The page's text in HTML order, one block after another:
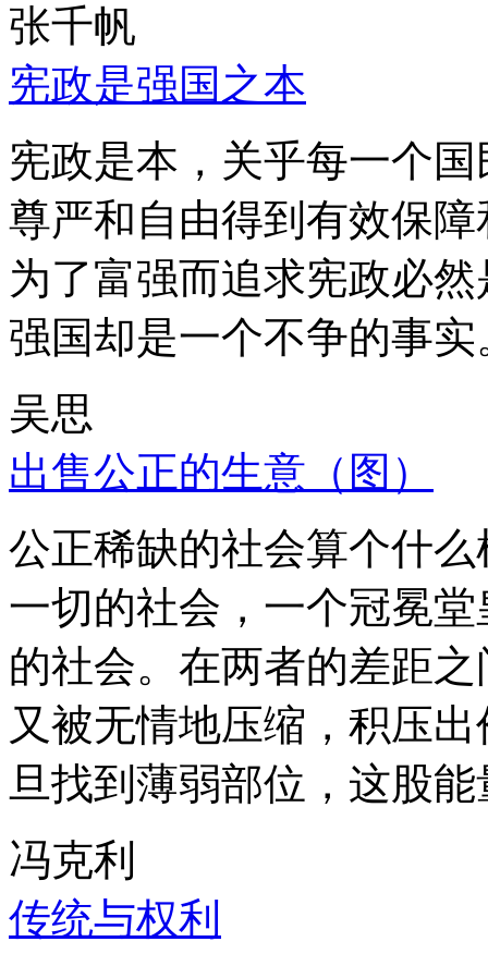
张千帆
宪政是强国之本
宪政是本，关乎每一个
尊严和自由得到有效保
为了富强而追求宪政必
强国却是一个不争的事实
吴思
出售公正的生意（图）
公正稀缺的社会算个什
一切的社会，一个冠冕
的社会。在两者的差距
又被无情地压缩，积压
旦找到薄弱部位，这股
冯克利
传统与权利